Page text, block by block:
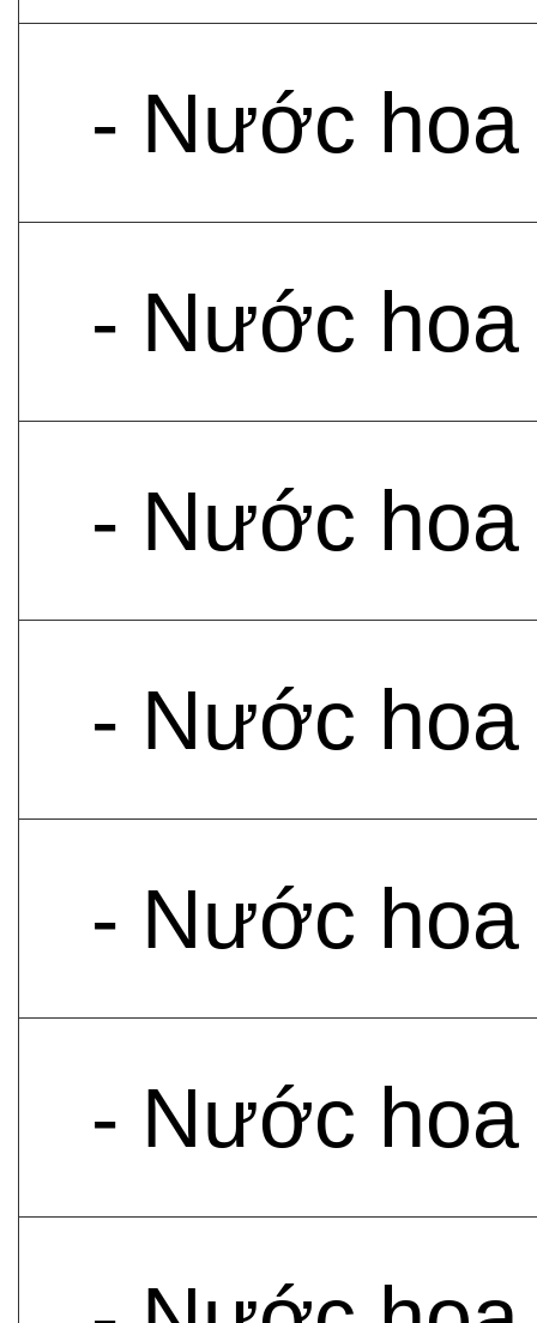
- Nước
- Nước
- Nước
- Nước
- Nước
- Nước